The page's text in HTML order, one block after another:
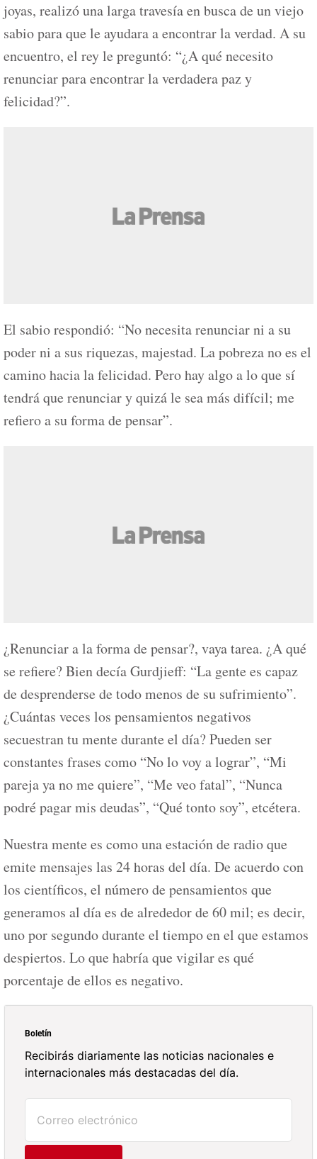
joyas, realizó una larga travesía en busca de un viejo
sabio para que le ayudara a encontrar la verdad. A su
encuentro, el rey le preguntó: “¿A qué necesito
renunciar para encontrar la verdadera paz y
felicidad?”.
El sabio respondió: “No necesita renunciar ni a su
poder ni a sus riquezas, majestad. La pobreza no es el
camino hacia la felicidad. Pero hay algo a lo que sí
tendrá que renunciar y quizá le sea más difícil; me
refiero a su forma de pensar”.
¿Renunciar a la forma de pensar?, vaya tarea. ¿A qué
se refiere? Bien decía Gurdjieff: “La gente es capaz
de desprenderse de todo menos de su sufrimiento”.
¿Cuántas veces los pensamientos negativos
secuestran tu mente durante el día? Pueden ser
constantes frases como “No lo voy a lograr”, “Mi
pareja ya no me quiere”, “Me veo fatal”, “Nunca
podré pagar mis deudas”, “Qué tonto soy”, etcétera.
Nuestra mente es como una estación de radio que
emite mensajes las 24 horas del día. De acuerdo con
los científicos, el número de pensamientos que
generamos al día es de alrededor de 60 mil; es decir,
uno por segundo durante el tiempo en el que estamos
despiertos. Lo que habría que vigilar es qué
porcentaje de ellos es negativo.
Boletín
Recibirás diariamente las noticias nacionales e
internacionales más destacadas del día.